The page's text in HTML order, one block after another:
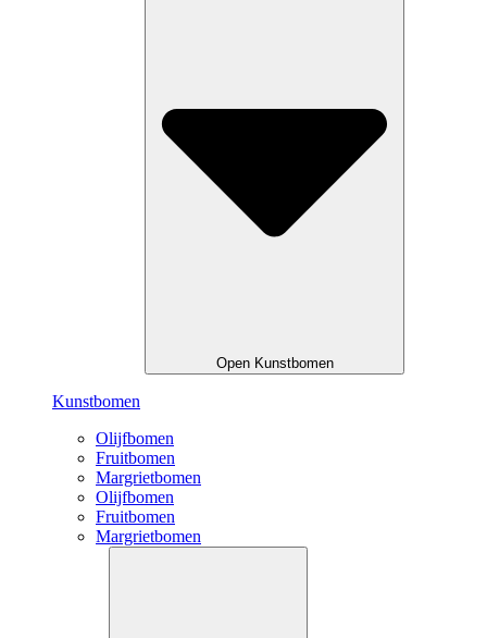
Open Kunstbomen
Kunstbomen
Olijfbomen
Fruitbomen
Margrietbomen
Olijfbomen
Fruitbomen
Margrietbomen